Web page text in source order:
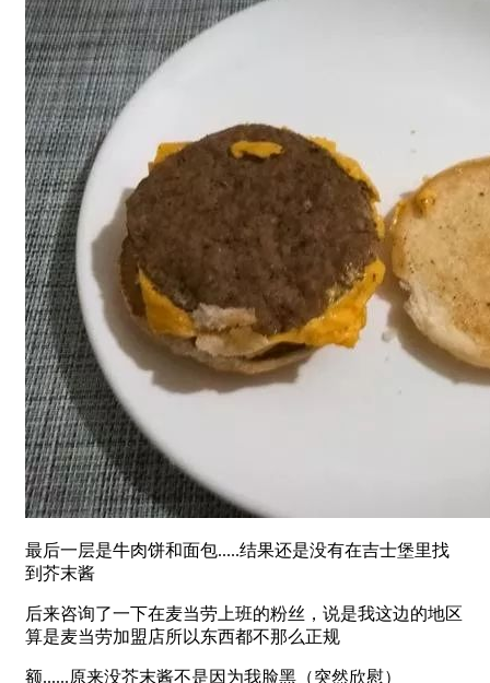
最后一层是牛肉饼和面包.....结果还是没有在吉士堡里找
到芥末酱
后来咨询了一下在麦当劳上班的粉丝，说是我这边的地区
算是麦当劳加盟店所以东西都不那么正规
额......原来没芥末酱不是因为我脸黑（突然欣慰）